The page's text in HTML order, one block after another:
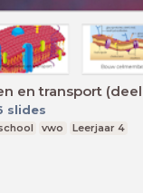
en transport (deel
slides
vwo Leerjaar 4